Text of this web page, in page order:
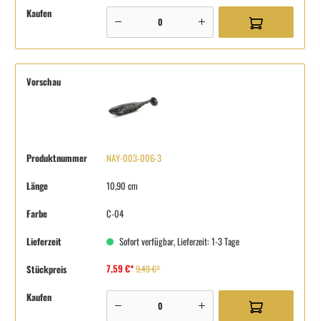
Kaufen
Vorschau
Produktnummer NAY-003-006-3
Länge 10,90 cm
Farbe C-04
Lieferzeit Sofort verfügbar, Lieferzeit: 1-3 Tage
Stückpreis 7,59 €*9,49 €*
Kaufen